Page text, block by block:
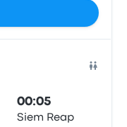
00:05
Siem Reap